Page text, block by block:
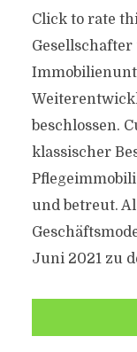
Click to rate
beschlossen.
klassischer
und betreut.
Juni 2021 zu